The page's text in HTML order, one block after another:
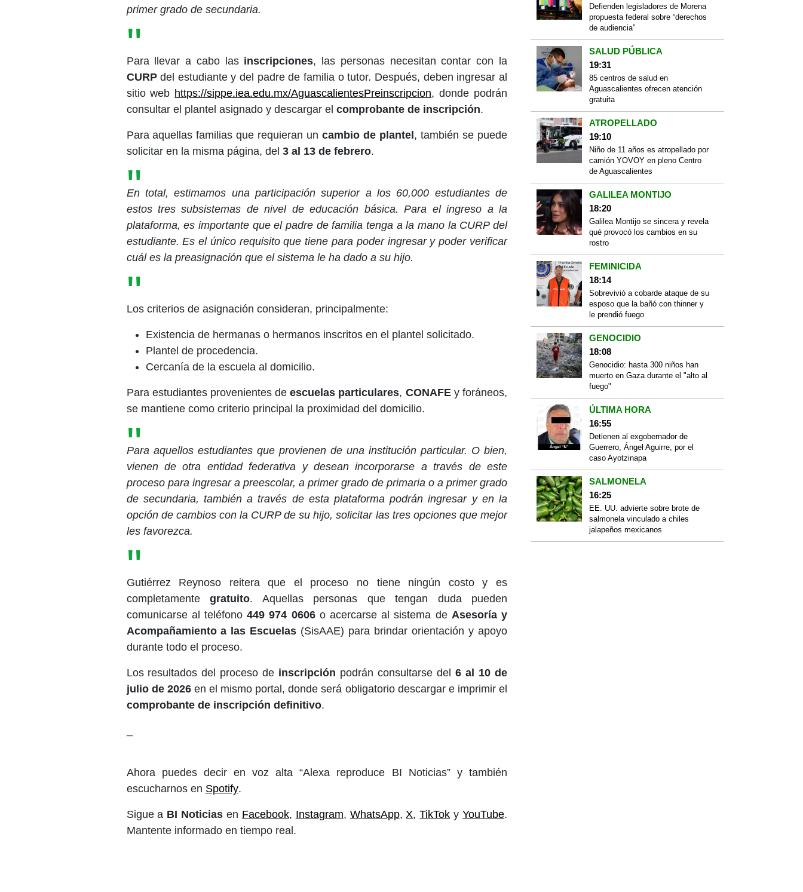
primer grado de secundaria.
Para llevar a cabo las inscripciones, las personas necesitan contar con la
CURPdel estudiante y del padre de familia o tutor. Después, deben ingresar al
sitio web https://sippe.iea.edu.mx/AguascalientesPreinscripcion, donde podrán
consultar el plantel asignado y descargar el comprobante de inscripción.
Para aquellas familias que requieran uncambio de plantel , también se puede
solicitar en la misma página, del 3 al 13 de febrero.
En total, estimamos una participación superior a los 60,000 estudiantes de
estos tres subsistemas de nivel de educación básica. Para el ingreso a la
plataforma, es importante que el padre de familia tenga a la mano la CURP del
estudiante. Es el único requisito que tiene para poder ingresar y poder verificar
cuál es la preasignación que el sistema le ha dado a su hijo.
Los criterios de asignación consideran, principalmente:
Existencia de hermanas o hermanos inscritos en el plantel solicitado.
Plantel de procedencia.
Cercanía de la escuela al domicilio.
Para estudiantes provenientes deescuelas particulares, CONAFEy foráneos,
se mantiene como criterio principal la proximidad del domicilio.
Para aquellos estudiantes que provienen de una institución particular. O bien,
vienen de otra entidad federativa y desean incorporarse a través de este
proceso para ingresar a preescolar, a primer grado de primaria o a primer grado
de secundaria, también a través de esta plataforma podrán ingresar y en la
opción de cambios con la CURP de su hijo, solicitar las tres opciones que mejor
les favorezca.
Gutiérrez Reynoso reitera que el proceso no tiene ningún costo y es
completamente gratuito. Aquellas personas que tengan duda pueden
comunicarse al teléfono449 974 0606o acercarse al sistema de Asesoría y
Acompañamiento a las Escuelas (SisAAE) para brindar orientación y apoyo
durante todo el proceso.
Los resultados del proceso de inscripción podrán consultarse del6 al 10 de
julio de 2026en el mismo portal, donde será obligatorio descargar e imprimir el
comprobante de inscripción definitivo.
Ahora puedes decir en voz alta “Alexa reproduce BI Noticias” y también
escucharnos en Spotify.
Sigue a BI Noticias en Facebook, Instagram, WhatsApp,X,TikTok yYouTube.
Mantente informado en tiempo real.
Defienden legisladores de Morena
propuesta federal sobre “derechos
de audiencia”
SALUD PÚBLICA
19:31
85 centros de salud en
Aguascalientes ofrecen atención
gratuita
ATROPELLADO
19:10
Niño de 11 años es atropellado por
camión YOVOY en pleno Centro
de Aguascalientes
GALILEA MONTIJO
18:20
Galilea Montijo se sincera y revela
qué provocó los cambios en su
rostro
FEMINICIDA
18:14
Sobrevivió a cobarde ataque de su
esposo que la bañó con thinner y
le prendió fuego
GENOCIDIO
18:08
Genocidio: hasta 300 niños han
muerto en Gaza durante el "alto al
fuego"
ÚLTIMA HORA
16:55
Detienen al exgobernador de
Guerrero, Ángel Aguirre, por el
caso Ayotzinapa
SALMONELA
16:25
EE. UU. advierte sobre brote de
salmonela vinculado a chiles
jalapeños mexicanos